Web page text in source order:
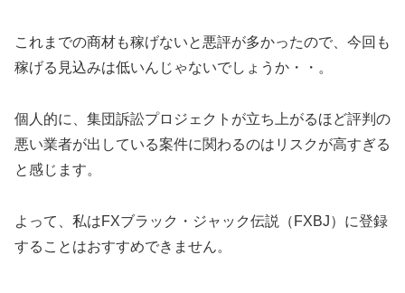
これまでの商材も稼げないと悪評が多かったので、今回も
稼げる見込みは低いんじゃないでしょうか・・。
個人的に、集団訴訟プロジェクトが立ち上がるほど評判の
悪い業者が出している案件に関わるのはリスクが高すぎる
と感じます。
よって、私はFXブラック・ジャック伝説（FXBJ）に登録
することはおすすめできません。